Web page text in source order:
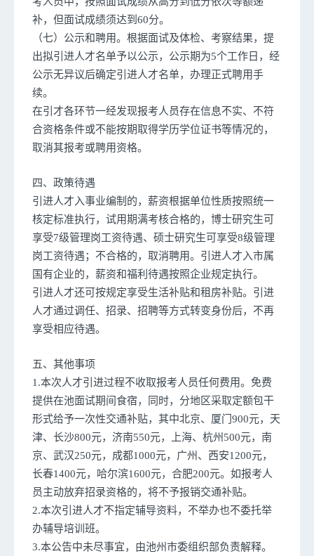
补，但面试成绩须达到60分。
（七）公示和聘用。根据面试及体检、考察结果，提
出拟引进人才名单予以公示，公示期为5个工作日，经
公示无异议后确定引进人才名单，办理正式聘用手
续。
在引才各环节一经发现报考人员存在信息不实、不符
合资格条件或不能按期取得学历学位证书等情况的，
取消其报考或聘用资格。
四、政策待遇
引进人才入事业编制的，薪资根据单位性质按照统一
核定标准执行，试用期满考核合格的，博士研究生可
享受7级管理岗工资待遇、硕士研究生可享受8级管理
岗工资待遇；不合格的，取消聘用。引进人才入市属
国有企业的，薪资和福利待遇按照企业规定执行。
引进人才还可按规定享受生活补贴和租房补贴。引进
人才通过调任、招录、招聘等方式转变身份后，不再
享受相应待遇。
五、其他事项
1.本次人才引进过程不收取报考人员任何费用。免费
提供在池面试期间食宿，同时，分地区采取定额包干
形式给予一次性交通补贴，其中北京、厦门900元，天
津、长沙800元，济南550元，上海、杭州500元，南
京、武汉250元，成都1000元，广州、西安1200元，
长春1400元，哈尔滨1600元，合肥200元。如报考人
员主动放弃招录资格的，将不予报销交通补贴。
2.本次引进人才不指定辅导资料，不举办也不委托举
办辅导培训班。
3.本公告中未尽事宜，由池州市委组织部负责解释。